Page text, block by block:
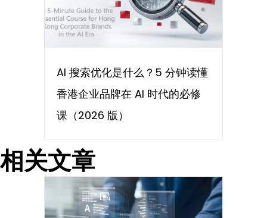
AI 搜索优化是什么？5 分钟读懂
香港企业品牌在 AI 时代的必修
课（2026 版）
相关文章